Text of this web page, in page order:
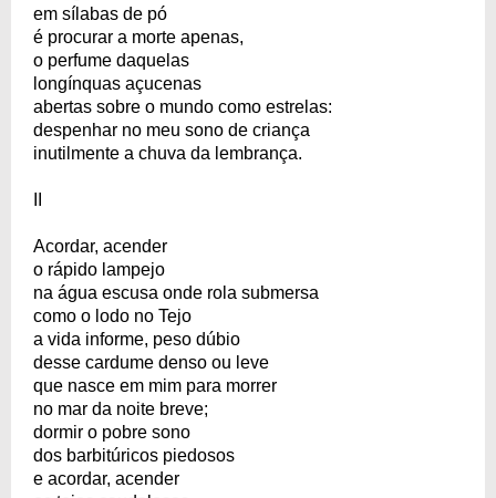
em sílabas de pó
é procurar a morte apenas,
o perfume daquelas
longínquas açucenas
abertas sobre o mundo como estrelas:
despenhar no meu sono de criança
inutilmente a chuva da lembrança.
Acordar, acender
o rápido lampejo
na água escusa onde rola submersa
como o lodo no Tejo
a vida informe, peso dúbio
desse cardume denso ou leve
que nasce em mim para morrer
no mar da noite breve;
dormir o pobre sono
dos barbitúricos piedosos
e acordar, acender